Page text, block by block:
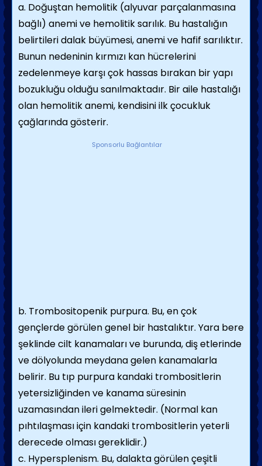
a. Doğuştan hemolitik (alyuvar parçalanmasına
bağlı) anemi ve hemolitik sarılık. Bu hastalığın
belirtileri dalak büyümesi, anemi ve hafif sarılıktır.
Bunun nedeninin kırmızı kan hücrelerini
zedelenmeye karşı çok hassas bırakan bir yapı
bozukluğu olduğu sanılmaktadır. Bir aile hastalığı
olan hemolitik anemi, kendisini ilk çocukluk
çağlarında gösterir.
Sponsorlu Bağlantılar
b. Trombositopenik purpura. Bu, en çok
gençlerde görülen genel bir hastalıktır. Yara bere
şeklinde cilt kanamaları ve burunda, diş etlerinde
ve dölyolunda meydana gelen kanamalarla
belirir. Bu tıp purpura kandaki trombositlerin
yetersizliğinden ve kanama süresinin
uzamasından ileri gelmektedir. (Normal kan
pıhtılaşması için kandaki trombositlerin yeterli
derecede olması gereklidir.)
c. Hypersplenism. Bu, dalakta görülen çeşitli